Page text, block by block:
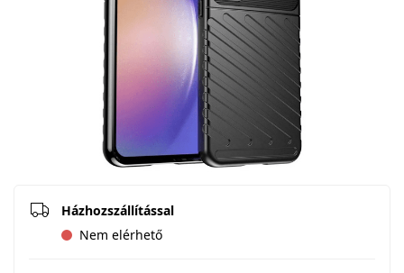
Házhozszállítással
Nem elérhető